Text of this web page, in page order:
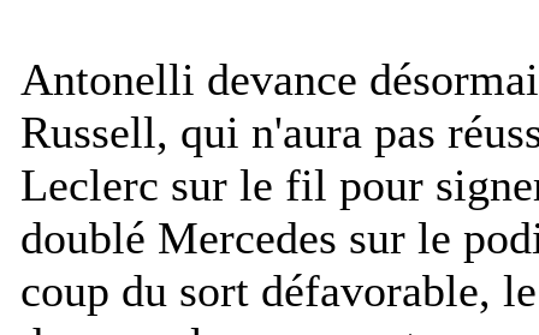
Antonelli devance
Russell, qui n'aura pas
Leclerc sur le fil pour
doublé Mercedes sur le
coup du sort défavorable,